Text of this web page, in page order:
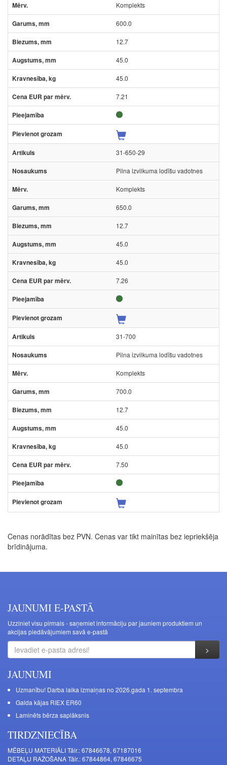
Komplekts
600.0
12.7
45.0
45.0
7.21
31-650-29
Pilna izvilkuma lodīšu vadotnes
Komplekts
650.0
12.7
45.0
45.0
7.26
31-700
Pilna izvilkuma lodīšu vadotnes
Komplekts
700.0
12.7
45.0
45.0
7.50
Cenas norādītas bez PVN. Cenas var tikt mainītas bez iepriekšēja
brīdinājuma.
JAUNUMI E-PASTĀ
Uzziniet visu pirmais - saņemiet informāciju par jauniem produktiem un
akcijas piedāvājumiem savā e-pastā
JAUNUMI
Uzmanību! Darba laika izmaiņas no 2026.gada 1. septembra
Galda kājas RIEX ER60
Laminēts bērza saplāksnis
TIRDZNIECĪBA
MĒBEĻU MATERIĀLI Tālr.: 67846678, 67187016
DETAĻU RAŽOŠANA Tālr.: 67844864, 67846675